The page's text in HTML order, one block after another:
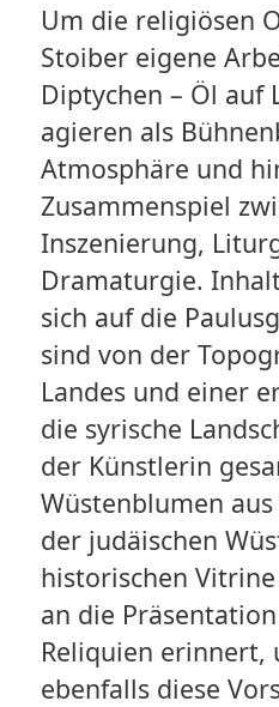
Um die religiösen
Stoiber eigene
Diptychen – Öl auf
agieren als
Atmosphäre und
Zusammenspiel
Inszenierung,
Dramaturgie.
sich auf die
sind von der
Landes und einer
die syrische
der Künstlerin
Wüstenblumen
der judäischen
historischen
an die
Reliquien erinnert,
ebenfalls diese